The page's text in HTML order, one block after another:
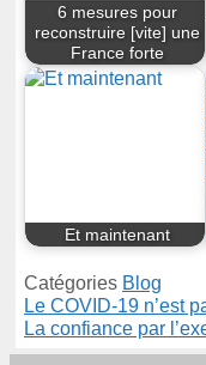
6 mesures pour
reconstruire [vite] une
France forte
Et maintenant
Catégories Blog
Le COVID-19 n’est
La confiance par